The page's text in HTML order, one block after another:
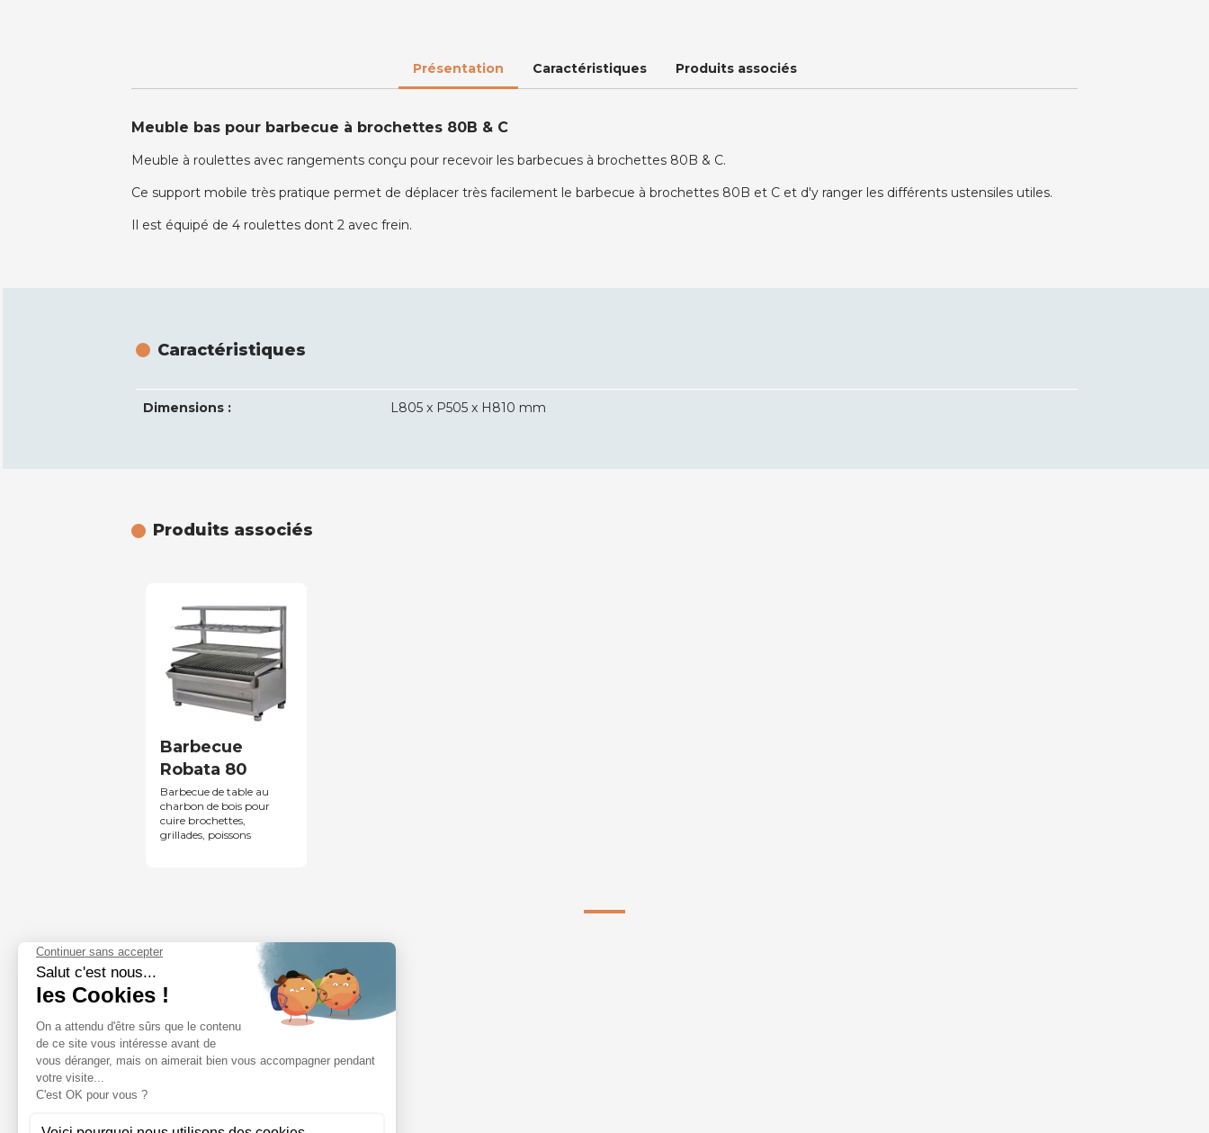
Présentation Caractéristiques Produits associés
Meuble bas pour barbecue à brochettes 80B & C
Meuble à roulettes avec rangements conçu pour recevoir les barbecues à brochettes 80B & C.
Ce support mobile très pratique permet de déplacer très facilement le barbecue à brochettes 80B et C et d'y ranger les différents ustensiles utiles.
Il est équipé de 4 roulettes dont 2 avec frein.
Caractéristiques
Dimensions : L805 x P505 x H810 mm
Produits associés
Barbecue
Robata 80
Barbecue de table au
charbon de bois pour
cuire brochettes,
grillades, poissons